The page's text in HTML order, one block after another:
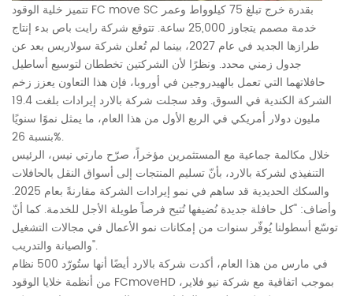
تتميز خلية الوقود FC move SC بقدرة خرج تبلغ 75 كيلوواط وعمر
خدمة مصمم يتجاوز 25,000 ساعة. تتوقع شركة رايت باص بدء إنتاج
طرازها الجديد في عام 2027، بينما لم تُعلن شركة سولاريس بعد عن
جدول زمني محدد. ونظرًا لأن الشركتين تخططان لتوسيع أساطيل
حافلاتهما التي تعمل بالهيدروجين في أوروبا، فإن هذا التعاون يعزز زخم
الشركة الكندية في السوق. وقد سجلت شركة بالارد إيرادات بلغت 19.4
مليون دولار أمريكي في الربع الأول من هذا العام، ما يمثل نموًا سنويًا
بنسبة 26%.
خلال مكالمة جماعية مع المستثمرين مؤخراً، صرّح مارتي نيس، الرئيس
التنفيذي لشركة بالارد، بأنّ تسليم المنتجات إلى أسواق النقل بالحافلات
والسكك الحديدية قد ساهم في نمو إيرادات الشركة مقارنةً بعام 2025.
وأضاف: "كل حافلة جديدة نُضيفها تُتيح فرصاً طويلة الأجل للخدمة. كما أنّ
توسّع أسطولنا يُوفّر سنوات من إمكانات نمو الأعمال في مجالات التشغيل
والصيانة والتدريب".
في مارس من هذا العام، أكدت شركة بالارد أيضًا أنها ستُورّد 500 نظام
من أنظمة خلايا الوقود FCmoveHD بموجب اتفاقية مع شركة نيو فلاير،